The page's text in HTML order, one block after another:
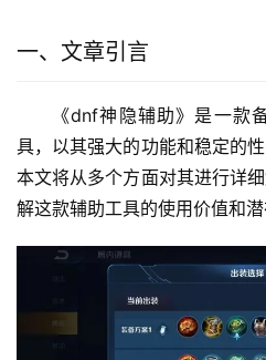
一、文章引言
《dnf神隐辅助》是一款
具，以其强大的功能和稳定的
本文将从多个方面对其进行详
解这款辅助工具的使用价值和潜